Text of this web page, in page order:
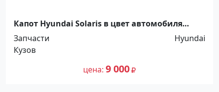
Капот Hyundai Solaris в цвет автомобиля
Краснодар
Запчасти
Hyundai
Кузов
цена 9 000